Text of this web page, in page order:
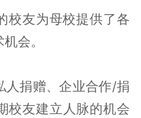
校友为母校提供了各
会。
人捐赠、企业合作/捐
校友建立人脉的机会